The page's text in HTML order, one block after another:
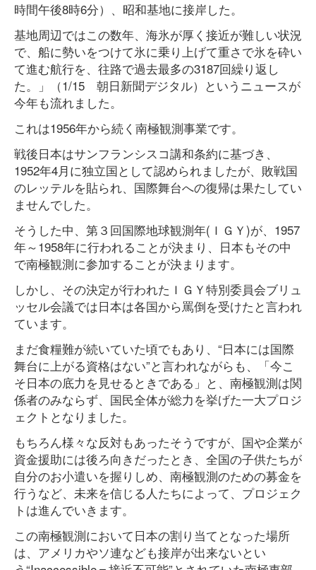
時間午後8時6分）、昭和基地に接岸した。
基地周辺ではこの数年、海氷が厚く接近が難しい状況
で、船に勢いをつけて氷に乗り上げて重さで氷を砕い
て進む航行を、往路で過去最多の3187回繰り返し
た。」（1/15 朝日新聞デジタル）というニュースが
今年も流れました。
これは1956年から続く南極観測事業です。
戦後日本はサンフランシスコ講和条約に基づき、
1952年4月に独立国として認められましたが、敗戦国
のレッテルを貼られ、国際舞台への復帰は果たしてい
ませんでした。
そうした中、第３回国際地球観測年(ＩＧＹ)が、1957
年～1958年に行われることが決まり、日本もその中
で南極観測に参加することが決まります。
しかし、その決定が行われたＩＧＹ特別委員会ブリュ
ッセル会議では日本は各国から罵倒を受けたと言われ
ています。
まだ食糧難が続いていた頃でもあり、“日本には国際
舞台に上がる資格はない”と言われながらも、「今こ
そ日本の底力を見せるときである」と、南極観測は関
係者のみならず、国民全体が総力を挙げた一大プロジ
ェクトとなりました。
もちろん様々な反対もあったそうですが、国や企業が
資金援助には後ろ向きだったとき、全国の子供たちが
自分のお小遣いを握りしめ、南極観測のための募金を
行うなど、未来を信じる人たちによって、プロジェク
トは進んでいきます。
この南極観測において日本の割り当てとなった場所
は、アメリカやソ連なども接岸が出来ないとい